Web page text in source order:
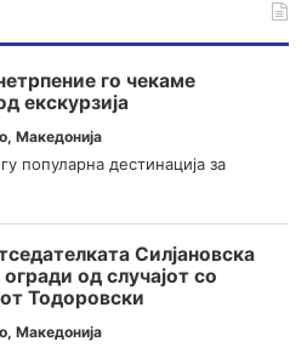
го чекаме
екскурзија
, Македонија
популарна дестинација за
Силјановска
од случајот со
Тодоровски
, Македонија